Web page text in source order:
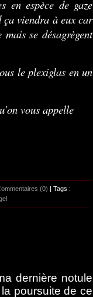
en espèce de gaze
ça viendra à eux car
se désagrègent
le plexiglas en un
vous appelle
(0) | Tags :
dernière notule
poursuite de ce